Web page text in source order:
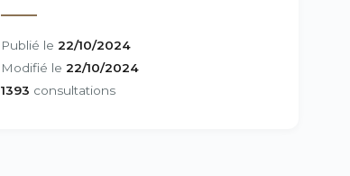
Publié le 22/10/2024
Modifié le 22/10/2024
1393 consultations